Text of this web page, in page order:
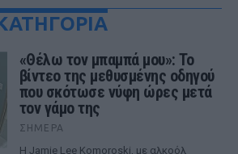
«Θέλω τον μπαμπά μου»: Το
βίντεο της μεθυσμένης οδηγού
που σκότωσε νύφη ώρες μετά
τον γάμο της
ΣΉΜΕΡΑ
Η Jamie Lee Komoroski, με αλκοόλ